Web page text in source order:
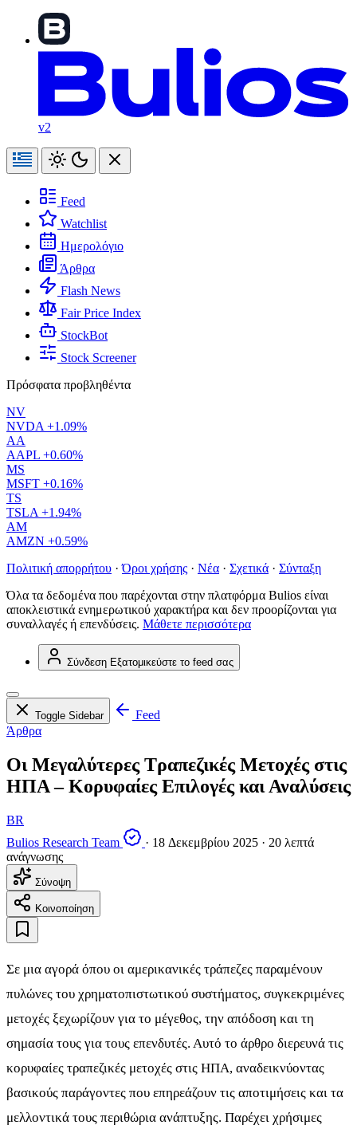
v2
Feed
Watchlist
Ημερολόγιο
Άρθρα
Flash News
Fair Price Index
StockBot
Stock Screener
Πρόσφατα προβληθέντα
NV
NVDA +1.09%
AA
AAPL +0.60%
MS
MSFT +0.16%
TS
TSLA +1.94%
AM
AMZN +0.59%
Πολιτική απορρήτου · Όροι χρήσης · Νέα · Σχετικά · Σύνταξη
Όλα τα δεδομένα που παρέχονται στην πλατφόρμα Bulios είναι
αποκλειστικά ενημερωτικού χαρακτήρα και δεν προορίζονται για
συναλλαγές ή επενδύσεις. Μάθετε περισσότερα
Σύνδεση Εξατομικεύστε το feed σας
Toggle Sidebar
Feed
Άρθρα
Οι Μεγαλύτερες Τραπεζικές Μετοχές στις
ΗΠΑ – Κορυφαίες Επιλογές και Αναλύσεις
BR
Bulios Research Team
· 18 Δεκεμβρίου 2025 · 20 λεπτά
ανάγνωσης
Σύνοψη
Κοινοποίηση
Σε μια αγορά όπου οι αμερικανικές τράπεζες παραμένουν
πυλώνες του χρηματοπιστωτικού συστήματος, συγκεκριμένες
μετοχές ξεχωρίζουν για το μέγεθος, την απόδοση και τη
σημασία τους για τους επενδυτές. Αυτό το άρθρο διερευνά τις
κορυφαίες τραπεζικές μετοχές στις ΗΠΑ, αναδεικνύοντας
βασικούς παράγοντες που επηρεάζουν τις αποτιμήσεις και τα
μελλοντικά τους περιθώρια ανάπτυξης. Παρέχει χρήσιμες